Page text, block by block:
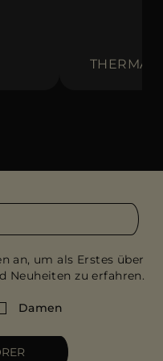
THERMAL
an, um als Erstes über
Neuheiten zu erfahren.
Damen